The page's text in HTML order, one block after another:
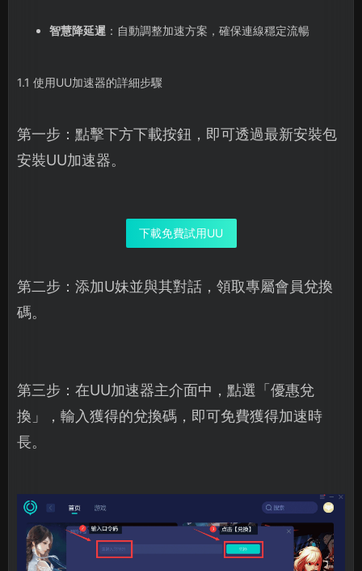
智慧降延遲：自動調整加速方案，確保連線穩定流暢
1.1 使用UU加速器的詳細步驟
第一步：點擊下方下載按鈕，即可透過最新安裝包
安裝UU加速器。
下載免費試用UU
第二步：添加U妹並與其對話，領取專屬會員兌換
碼。
第三步：在UU加速器主介面中，點選「優惠兌
換」，輸入獲得的兌換碼，即可免費獲得加速時
長。